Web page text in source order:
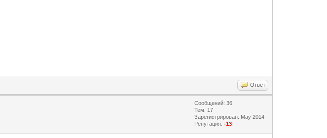
Ответ
Сообщений: 36
Тем: 17
Зарегистрирован: May 2014
Репутация:-13